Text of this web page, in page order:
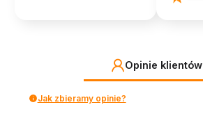
Opinie klientów
Jak zbieramy opinie?